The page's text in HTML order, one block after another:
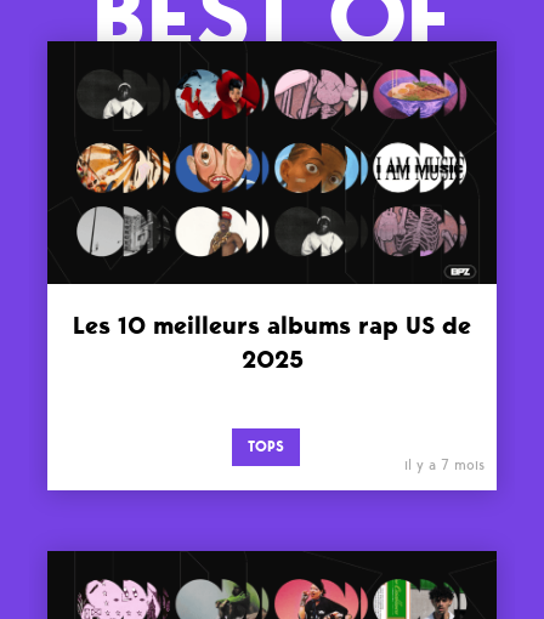
Les 10 meilleurs albums rap US de
2025
TOPS
il y a 7 mois